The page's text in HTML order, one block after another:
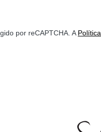
por reCAPTCHA. A